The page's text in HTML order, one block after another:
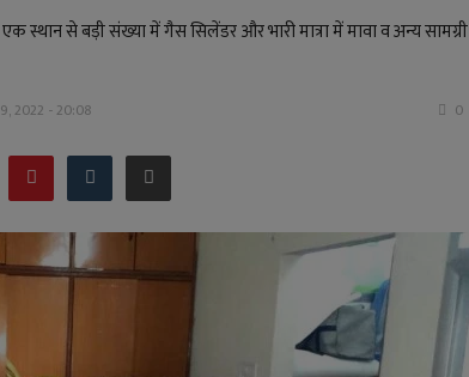
स्थान से बड़ी संख्या में गैस सिलेंडर और भारी मात्रा में मावा व अन्य सामग्री
2022 - 20:08 0